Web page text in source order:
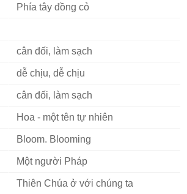
Phía tây đồng cỏ
cân đối, làm sạch
dễ chịu, dễ chịu
cân đối, làm sạch
Hoa - một tên tự nhiên
Bloom. Blooming
Một người Pháp
Thiên Chúa ở với chúng ta